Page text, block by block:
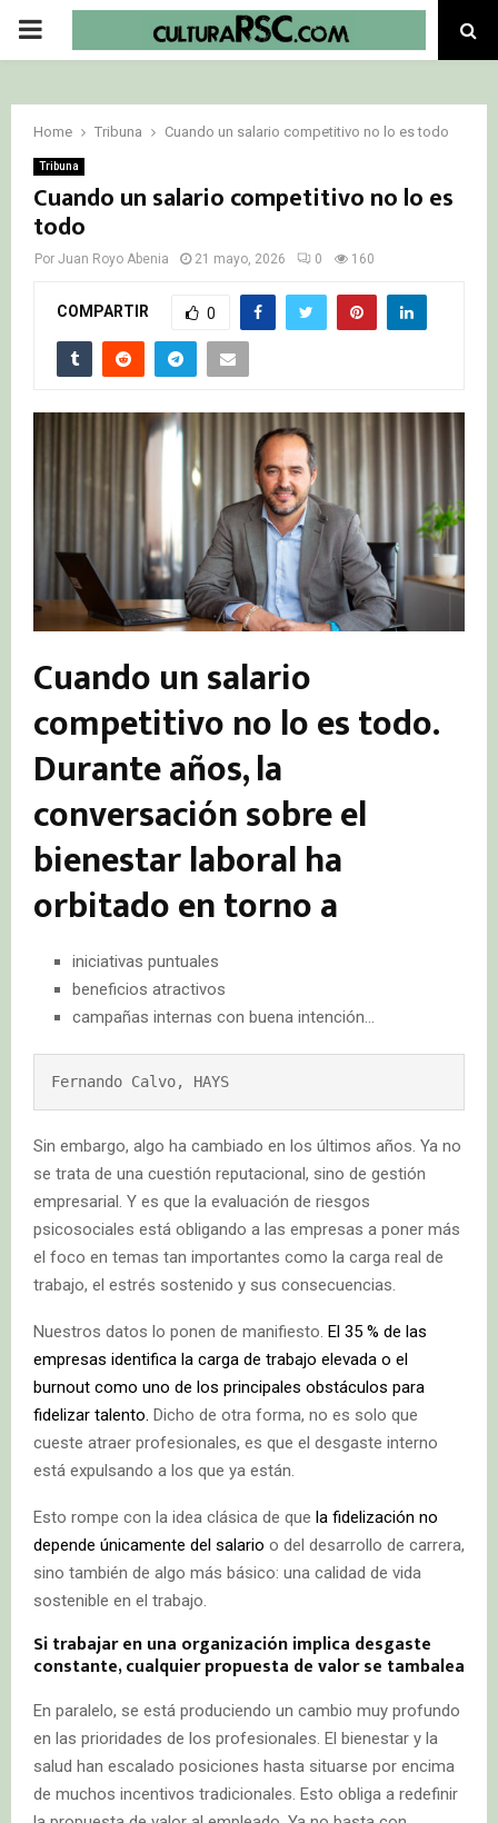
PRIMARY
Home Tribuna Cuando un salario competitivo no lo es todo
Tribuna
Cuando un salario competitivo no lo es
todo
Por Juan Royo Abenia 21 mayo, 2026 0 160
COMPARTIR 0
Cuando un salario
competitivo no lo es todo.
Durante años, la
conversación sobre el
bienestar laboral ha
orbitado en torno a
iniciativas puntuales
beneficios atractivos
campañas internas con buena intención…
Fernando Calvo, HAYS
Sin embargo, algo ha cambiado en los últimos años. Ya no
se trata de una cuestión reputacional, sino de gestión
empresarial. Y es que la evaluación de riesgos
psicosociales está obligando a las empresas a poner más
el foco en temas tan importantes como la carga real de
trabajo, el estrés sostenido y sus consecuencias.
Nuestros datos lo ponen de manifiesto. El 35 % de las
empresas identifica la carga de trabajo elevada o el
burnout como uno de los principales obstáculos para
fidelizar talento. Dicho de otra forma, no es solo que
cueste atraer profesionales, es que el desgaste interno
está expulsando a los que ya están.
Esto rompe con la idea clásica de que la fidelización no
depende únicamente del salario o del desarrollo de carrera,
sino también de algo más básico: una calidad de vida
sostenible en el trabajo.
Si trabajar en una organización implica desgaste
constante, cualquier propuesta de valor se tambalea
En paralelo, se está produciendo un cambio muy profundo
en las prioridades de los profesionales. El bienestar y la
salud han escalado posiciones hasta situarse por encima
de muchos incentivos tradicionales. Esto obliga a redefinir